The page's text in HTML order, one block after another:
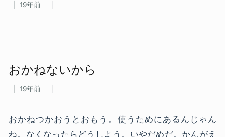
19年前
おかねないから
19年前
おかねつかおうとおもう。使うためにあるんじゃん
ね。なくなったらどうしよう。いやだめだ。かんがえ